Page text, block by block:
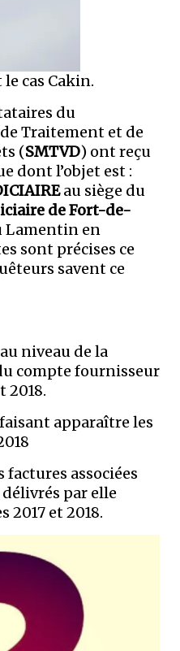
cas Cakin.
du
Traitement et de
(SMTVD) ont reçu
dont l’objet est :
au siège du
de Fort-de-
Lamentin en
sont précises ce
savent ce
niveau de la
compte fournisseur
2018.
apparaître les
associées
par elle
2017 et 2018.